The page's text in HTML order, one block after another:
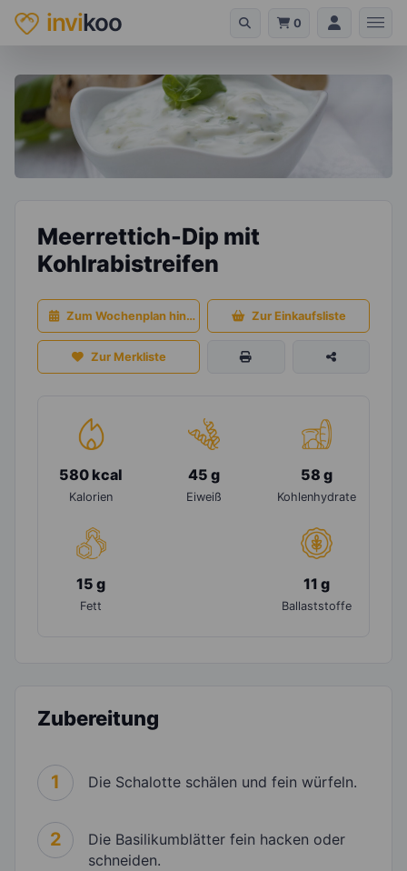
invikoo 0
Meerrettich-Dip mit
Kohlrabistreifen
Zum Wochenplan hinzufügen Zur Einkaufsliste
Zur Merkliste
580 kcal
Kalorien
45 g
Eiweiß
58 g
Kohlenhydrate
15 g
Fett
11 g
Ballaststoffe
Zubereitung
1 Die Schalotte schälen und fein würfeln.
2
Die Basilikumblätter fein hacken oder
schneiden.